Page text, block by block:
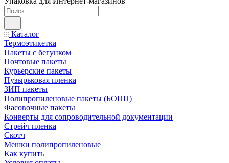
Каталог
Термоэтикетка
Пакеты с бегунком
Почтовые пакеты
Курьерские пакеты
Пузырьковая пленка
ЗИП пакеты
Полипропиленовые пакеты (БОПП)
Фасовочные пакеты
Конверты для сопроводительной документации
Стрейч пленка
Скотч
Мешки полипропиленовые
Как купить